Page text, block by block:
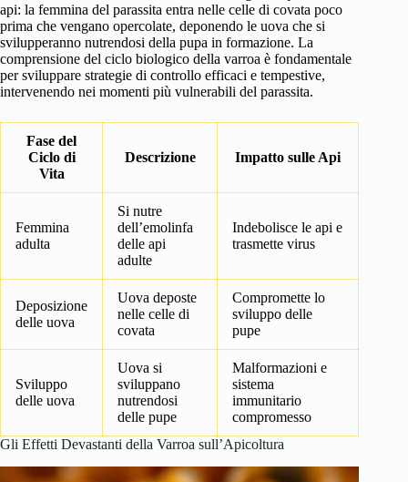
api: la femmina del parassita entra nelle celle di covata poco
prima che vengano opercolate, deponendo le uova che si
svilupperanno nutrendosi della pupa in formazione. La
comprensione del ciclo biologico della varroa è fondamentale
per sviluppare strategie di controllo efficaci e tempestive,
intervenendo nei momenti più vulnerabili del parassita.
Fase del
Ciclo di
Vita
Descrizione Impatto sulle Api
Femmina
adulta
Si nutre
dell’emolinfa
delle api
adulte
Indebolisce le api e
trasmette virus
Deposizione
delle uova
Uova deposte
nelle celle di
covata
Compromette lo
sviluppo delle
pupe
Sviluppo
delle uova
Uova si
sviluppano
nutrendosi
delle pupe
Malformazioni e
sistema
immunitario
compromesso
Gli Effetti Devastanti della Varroa sull’Apicoltura